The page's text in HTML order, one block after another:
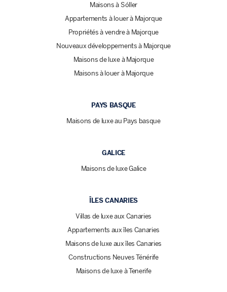
Maisons à Sóller
Appartements à louer à Majorque
Propriétés à vendre à Majorque
Nouveaux développements à Majorque
Maisons de luxe à Majorque
Maisons à louer à Majorque
PAYS BASQUE
Maisons de luxe au Pays basque
GALICE
Maisons de luxe Galice
ÎLES CANARIES
Villas de luxe aux Canaries
Appartements aux îles Canaries
Maisons de luxe aux îles Canaries
Constructions Neuves Ténérife
Maisons de luxe à Tenerife